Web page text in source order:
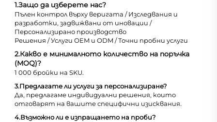
1.Защо да изберете нас?
Пълен контрол върху веригата / Изследвания и
разработки, задвижвани от иновации /
Персонализирано производство
Решения / Услуги OEM и ODM / Точни пробни услуги
2.Какво е минималното количество на поръчка
(MOQ)?
1 000 бройки на SKU.
3.Предлагате ли услуги за персонализиране?
Да, предлагаме индивидуални решения, които
отговарят на вашите специфични изисквания.
4.Възможно ли е изпращането на проби?